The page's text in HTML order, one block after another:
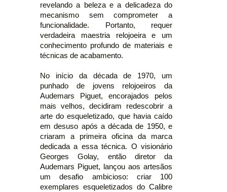
revelando a beleza e a delicadeza do
mecanismo sem comprometer a
funcionalidade. Portanto, requer
verdadeira maestria relojoeira e um
conhecimento profundo de materiais e
técnicas de acabamento.
No início da década de 1970, um
punhado de jovens relojoeiros da
Audemars Piguet, encorajados pelos
mais velhos, decidiram redescobrir a
arte do esqueletizado, que havia caído
em desuso após a década de 1950, e
criaram a primeira oficina da marca
dedicada a essa técnica. O visionário
Georges Golay, então diretor da
Audemars Piguet, lançou aos artesãos
um desafio ambicioso: criar 100
exemplares esqueletizados do Calibre